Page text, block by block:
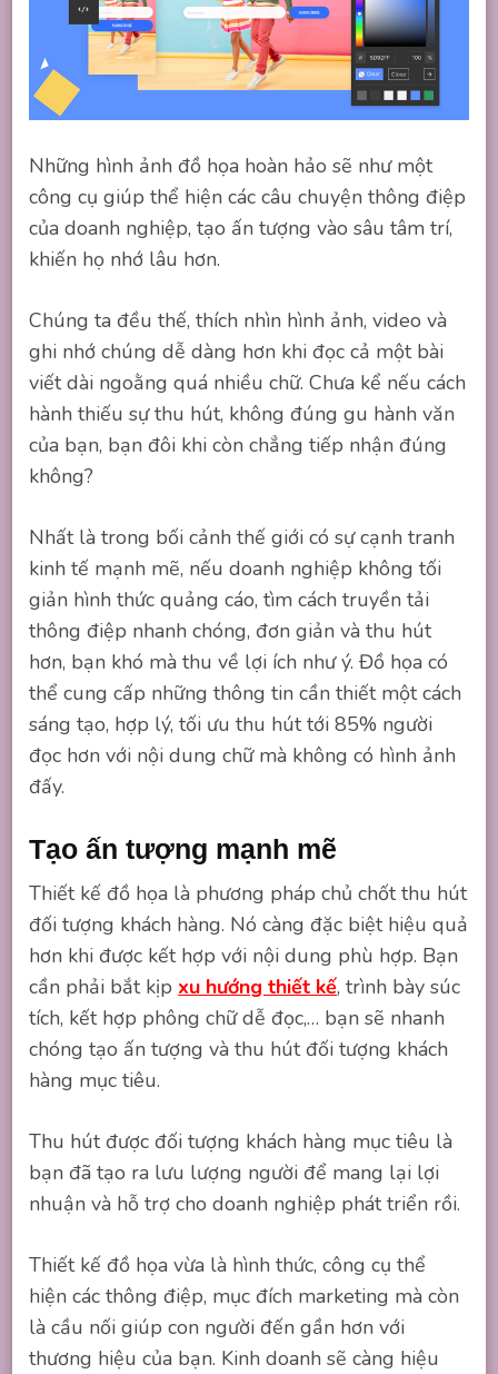
Những hình ảnh đồ họa hoàn hảo sẽ như một
công cụ giúp thể hiện các câu chuyện thông điệp
của doanh nghiệp, tạo ấn tượng vào sâu tâm trí,
khiến họ nhớ lâu hơn.
Chúng ta đều thế, thích nhìn hình ảnh, video và
ghi nhớ chúng dễ dàng hơn khi đọc cả một bài
viết dài ngoằng quá nhiều chữ. Chưa kể nếu cách
hành thiếu sự thu hút, không đúng gu hành văn
của bạn, bạn đôi khi còn chẳng tiếp nhận đúng
không?
Nhất là trong bối cảnh thế giới có sự cạnh tranh
kinh tế mạnh mẽ, nếu doanh nghiệp không tối
giản hình thức quảng cáo, tìm cách truyền tải
thông điệp nhanh chóng, đơn giản và thu hút
hơn, bạn khó mà thu về lợi ích như ý. Đồ họa có
thể cung cấp những thông tin cần thiết một cách
sáng tạo, hợp lý, tối ưu thu hút tới 85% người
đọc hơn với nội dung chữ mà không có hình ảnh
đấy.
Tạo ấn tượng mạnh mẽ
Thiết kế đồ họa là phương pháp chủ chốt thu hút
đối tượng khách hàng. Nó càng đặc biệt hiệu quả
hơn khi được kết hợp với nội dung phù hợp. Bạn
cần phải bắt kịp xu hướng thiết kế, trình bày súc
tích, kết hợp phông chữ dễ đọc,… bạn sẽ nhanh
chóng tạo ấn tượng và thu hút đối tượng khách
hàng mục tiêu.
Thu hút được đối tượng khách hàng mục tiêu là
bạn đã tạo ra lưu lượng người để mang lại lợi
nhuận và hỗ trợ cho doanh nghiệp phát triển rồi.
Thiết kế đồ họa vừa là hình thức, công cụ thể
hiện các thông điệp, mục đích marketing mà còn
là cầu nối giúp con người đến gần hơn với
thương hiệu của bạn. Kinh doanh sẽ càng hiệu